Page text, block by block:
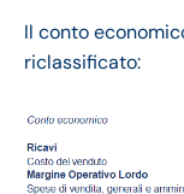
Il conto
riclassificato: